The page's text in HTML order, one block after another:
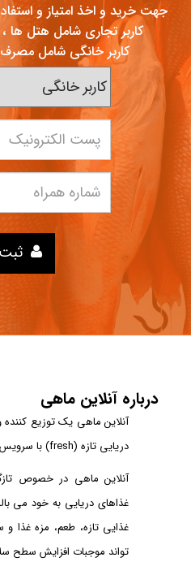
جهت خرید و اخذ امتیاز و
کاربر تجاری شامل هتل ها
کاربر خانگی شامل
درباره آنلاین ماهی
آنلاین ماهی یک توزیع
دریایی تازه (fresh) با سرویس دهی کامل است.
آنلاین ماهی در خصوص
غذاهای دریایی به خود می
غذایی تازه، طعم، مزه
تواند موجبات افزایش سطح